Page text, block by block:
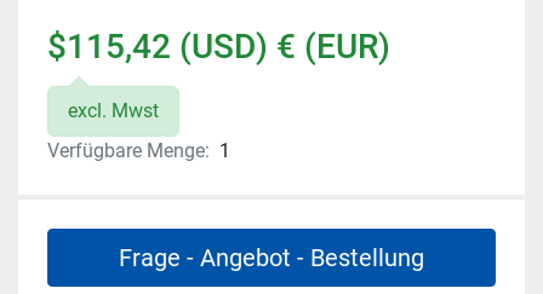
$115,42 (USD) € (EUR)
excl. Mwst
Verfügbare Menge: 1
Frage - Angebot - Bestellung